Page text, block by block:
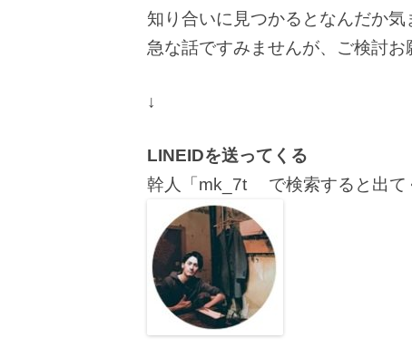
知り合いに見つかるとなんだか
急な話ですみませんが、ご検討お
↓
LINEIDを送ってくる
幹人「mk_7t で検索すると出て